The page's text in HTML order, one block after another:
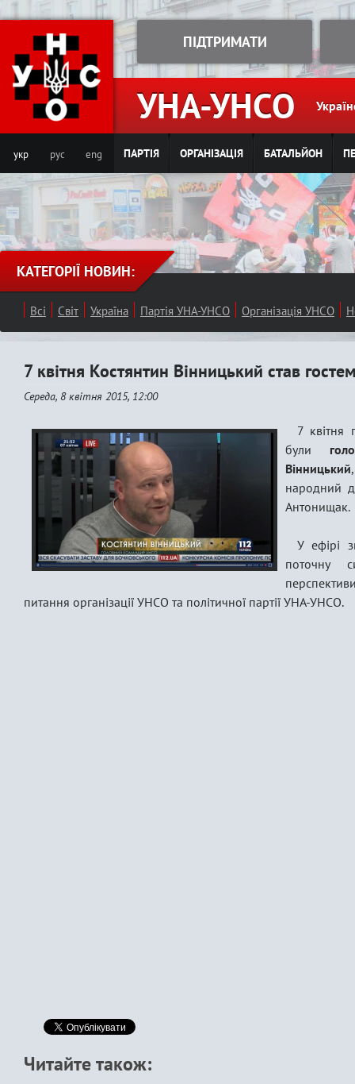
Jump to navigation
УНА-УНСО
ПІДТРИМАТИ
укр рус eng ПАРТІЯ ОРГАНІЗАЦІЯ БАТАЛЬЙОН
КАТЕГОРІЇ НОВИН:
Всі Світ Україна Партія УНА-УНСО Організація УНСО
7 квітня Костянтин Вінницький став
Середа, 8 квітня 2015, 12:00
7 квітня
були
Вінницький
народний
Антонищак.
У ефірі
поточну
питання організації УНСО та політичної партії УНА-УНСО.
Читайте також: